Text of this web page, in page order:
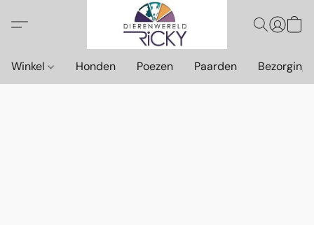
Winkel Honden Poezen Paarden Bezorging